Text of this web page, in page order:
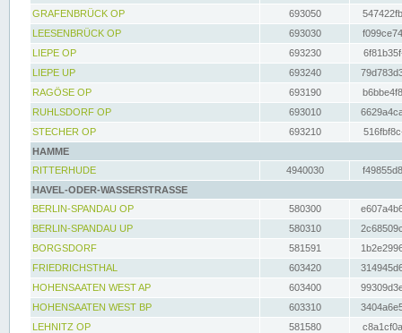
GRAFENBRÜCK OP
693050
LEESENBRÜCK OP
693030
LIEPE OP
693230
LIEPE UP
693240
RAGÖSE OP
693190
RUHLSDORF OP
693010
STECHER OP
693210
HAMME
RITTERHUDE
4940030
HAVEL-ODER-WASSERSTRASSE
BERLIN-SPANDAU OP
580300
BERLIN-SPANDAU UP
580310
BORGSDORF
581591
FRIEDRICHSTHAL
603420
HOHENSAATEN WEST AP
603400
HOHENSAATEN WEST BP
603310
LEHNITZ OP
581580